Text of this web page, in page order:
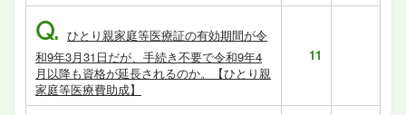
Q. ひとり親家庭等医療証の有効期間が令
和9年3月31日だが、手続き不要で令和9年4
月以降も資格が延長されるのか。【ひとり親
家庭等医療費助成】
11